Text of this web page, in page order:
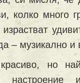
колко много
израстват
– музикално и
но